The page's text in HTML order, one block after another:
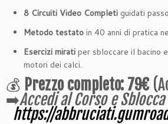
8 Circuiti Video Completi guidati
Metodo testato in 40 anni di pratica
Esercizi mirati per sbloccare il bacino
motori dei calci.
💰 Prezzo completo: 79€
➡️Accedi al Corso e
https://